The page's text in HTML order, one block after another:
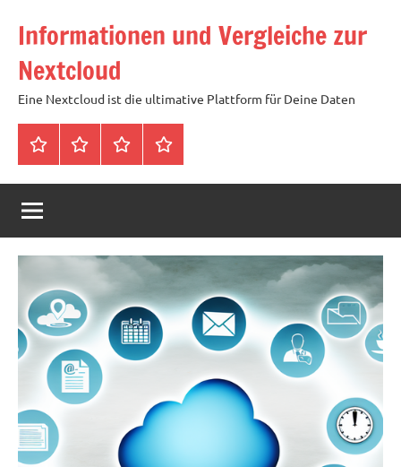
Inhalt
springen
Informationen und Vergleiche zur
Nextcloud
Eine Nextcloud ist die ultimative Plattform für Deine Daten
StartseiteNeuste
Artikel
Cloud
mit
Speicher
4,99
Euro
/
Tags